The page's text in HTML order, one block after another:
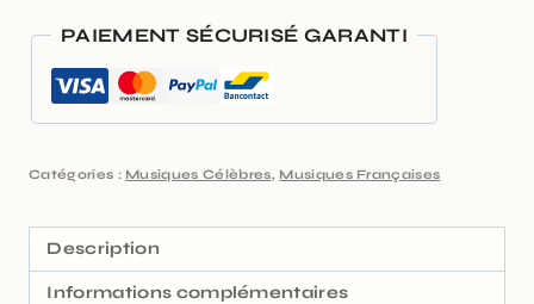
PAIEMENT SÉCURISÉ GARANTI
Catégories : Musiques Célèbres, Musiques Françaises
Description
Informations complémentaires